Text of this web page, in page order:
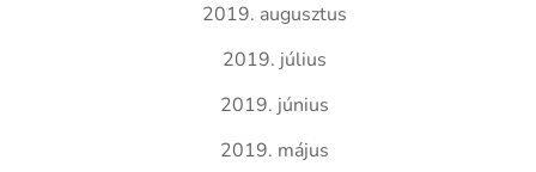
2019. augusztus
2019. július
2019. június
2019. május